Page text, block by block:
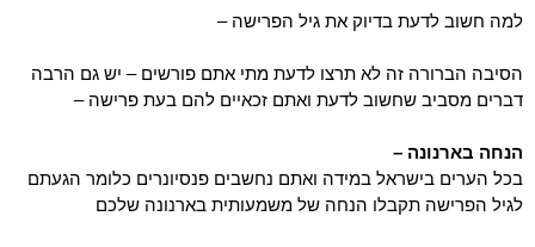
למה חשוב לדעת בדיוק את גיל הפרישה –
דברים מסביב שחשוב לדעת ואתם זכאיים להם בעת פרישה –
הנחה בארנונה –
לגיל הפרישה תקבלו הנחה של משמעותית בארנונה שלכם